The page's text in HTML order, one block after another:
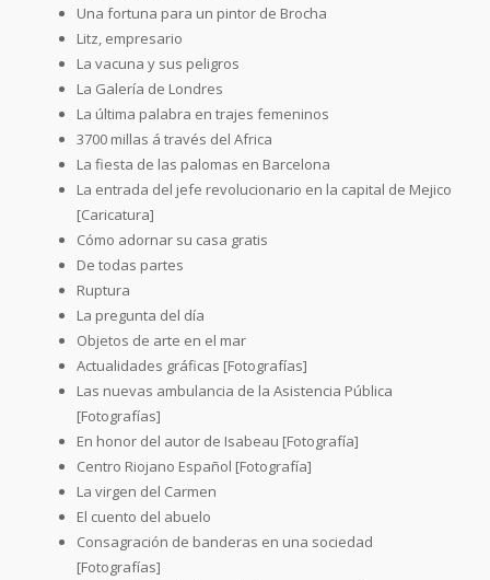
Una fortuna para un pintor de Brocha
Litz, empresario
La vacuna y sus peligros
La Galería de Londres
La última palabra en trajes femeninos
3700 millas á través del Africa
La fiesta de las palomas en Barcelona
La entrada del jefe revolucionario en la capital de Mejico
[Caricatura]
Cómo adornar su casa gratis
De todas partes
Ruptura
La pregunta del día
Objetos de arte en el mar
Actualidades gráficas [Fotografías]
Las nuevas ambulancia de la Asistencia Pública
[Fotografías]
En honor del autor de Isabeau [Fotografía]
Centro Riojano Español [Fotografía]
La virgen del Carmen
El cuento del abuelo
Consagración de banderas en una sociedad
[Fotografías]